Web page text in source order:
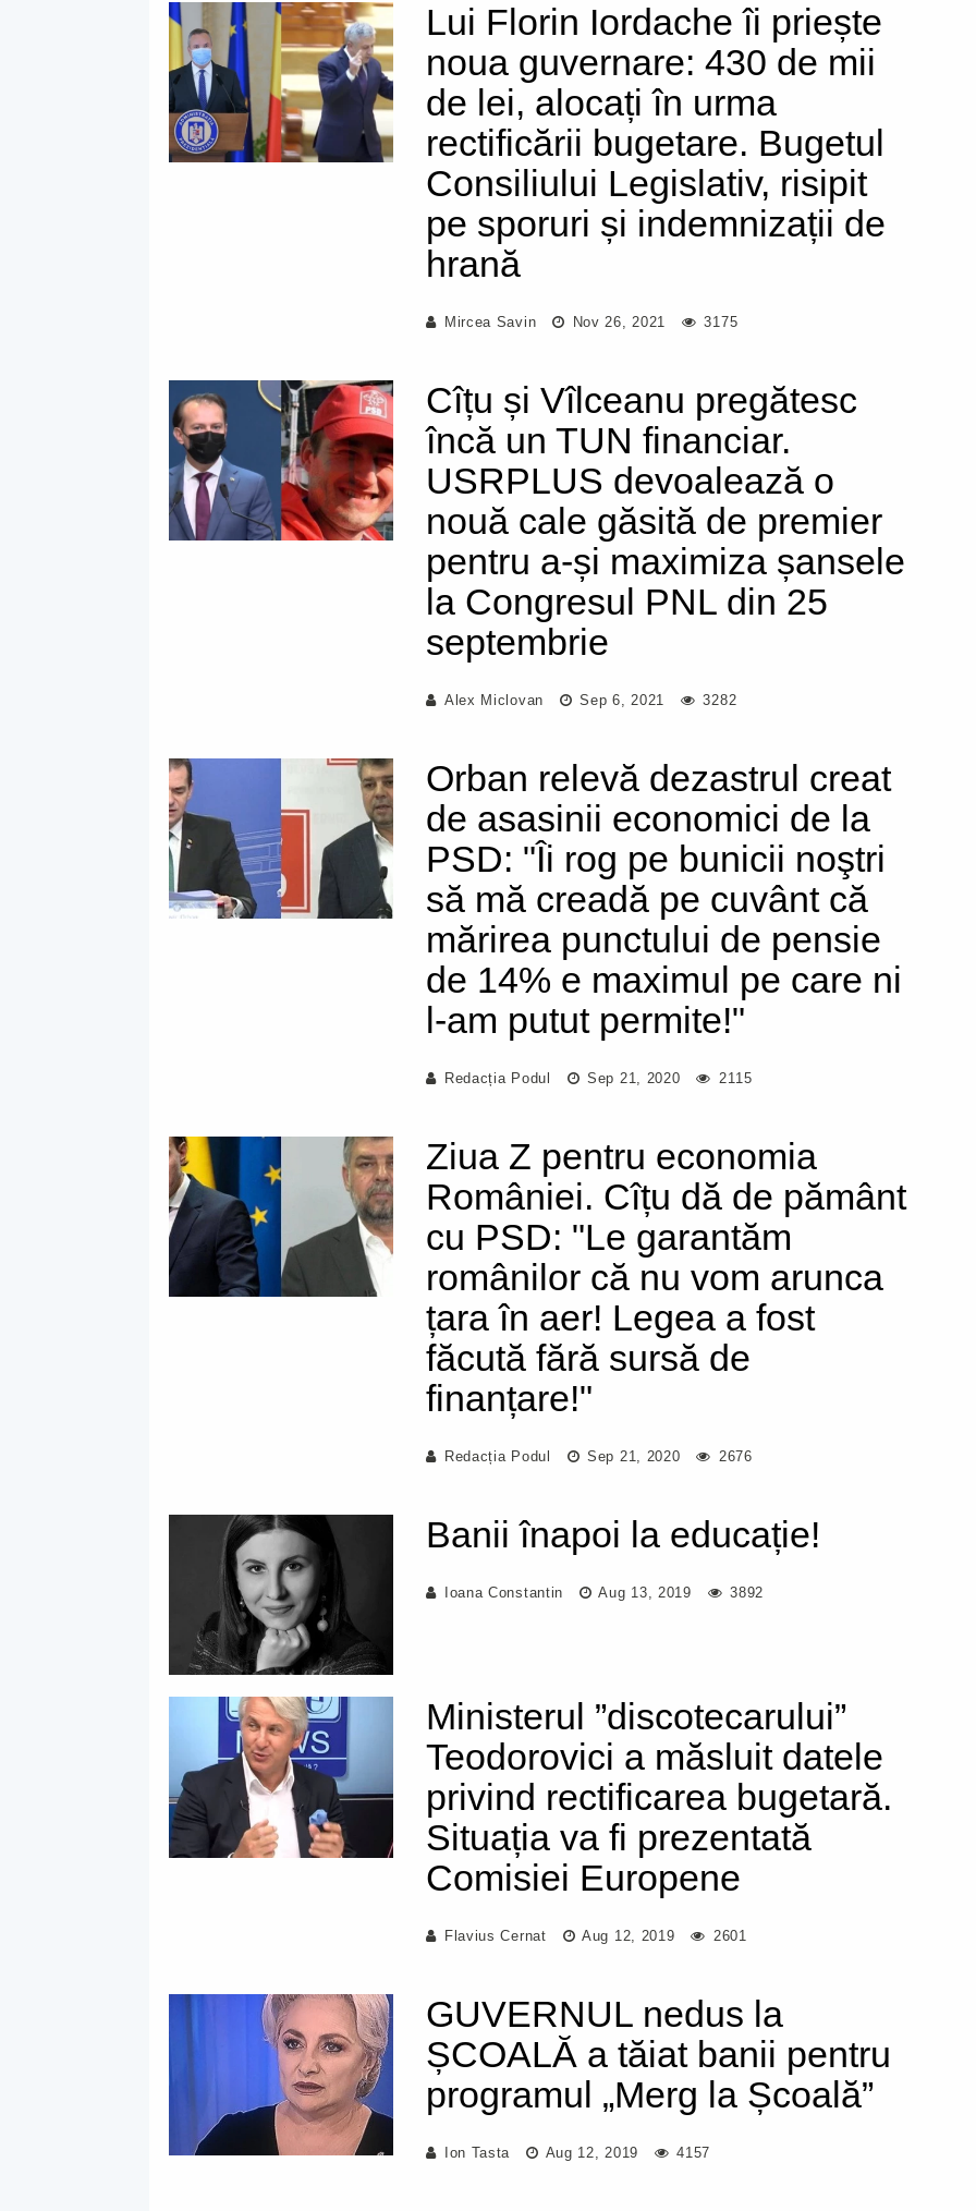
Lui Florin Iordache îi priește
noua guvernare: 430 de mii
de lei, alocați în urma
rectificării bugetare. Bugetul
Consiliului Legislativ, risipit
pe sporuri și indemnizații de
hrană
Mircea Savin Nov 26, 2021 3175
Cîțu și Vîlceanu pregătesc
încă un TUN financiar.
USRPLUS devoalează o
nouă cale găsită de premier
pentru a-și maximiza șansele
la Congresul PNL din 25
septembrie
Alex Miclovan Sep 6, 2021 3282
Orban relevă dezastrul creat
de asasinii economici de la
PSD: "Îi rog pe bunicii noştri
să mă creadă pe cuvânt că
mărirea punctului de pensie
de 14% e maximul pe care ni
l-am putut permite!"
Redacția Podul Sep 21, 2020 2115
Ziua Z pentru economia
României. Cîțu dă de pământ
cu PSD: "Le garantăm
românilor că nu vom arunca
țara în aer! Legea a fost
făcută fără sursă de
finanțare!"
Redacția Podul Sep 21, 2020 2676
Banii înapoi la educație!
Ioana Constantin Aug 13, 2019 3892
Ministerul ”discotecarului”
Teodorovici a măsluit datele
privind rectificarea bugetară.
Situația va fi prezentată
Comisiei Europene
Flavius Cernat Aug 12, 2019 2601
GUVERNUL nedus la
ȘCOALĂ a tăiat banii pentru
programul „Merg la Școală”
Ion Tasta Aug 12, 2019 4157